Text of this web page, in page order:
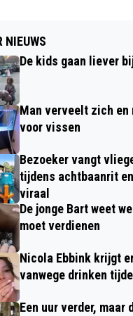
NIEUWS
De kids gaan liever
Man verveelt zich en
voor vissen
Bezoeker vangt
tijdens achtbaanrit
viraal
De jonge Bart weet
moet verdienen
Nicola Ebbink krijgt
vanwege drinken
Een uur verder,